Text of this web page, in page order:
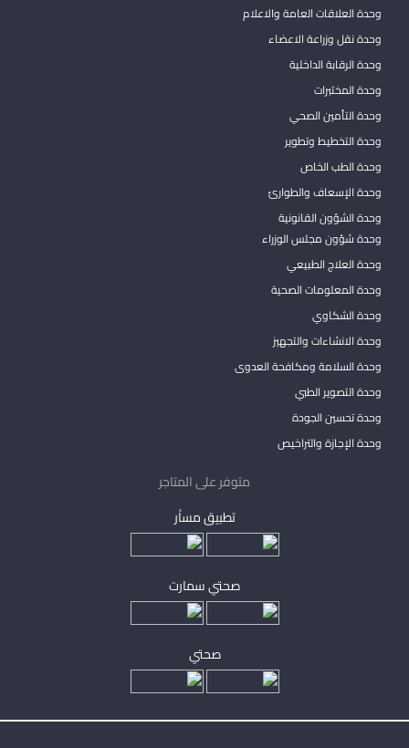
وحدة العلاقات العامة والاعلام
وحدة نقل وزراعة الاعضاء
وحدة الرقابة الداخلية
وحدة المختبرات
وحدة التأمين الصحي
وحدة التخطيط وتطوير
وحدة الطب الخاص
وحدة الإسعاف والطوارئ
وحدة الشؤون القانونية
وحدة شؤون مجلس الوزراء
وحدة العلاج الطبيعي
وحدة المعلومات الصحية
وحدة الشكاوي
وحدة الانشاءات والتجهيز
وحدة السلامة ومكافحة العدوى
وحدة التصوير الطبي
وحدة تحسين الجودة
وحدة الإجازة والتراخيص
متوفر على المتاجر
تطبيق مساْر
صحتي سمارت
صحتي